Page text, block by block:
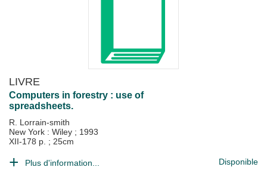
LIVRE
Computers in forestry : use of
spreadsheets.
R. Lorrain-smith
New York : Wiley ; 1993
XII-178 p. ; 25cm
Plus d'information... Disponible